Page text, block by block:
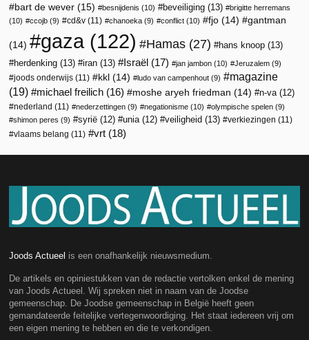
bart de wever (15) besnijdenis (10) beveiliging (13)
brigitte herremans
(10)
ccojb (9) cd&v (11) chanoeka (9) conflict (10) fjo (14) gantman
(14) gaza (122) Hamas (27) hans knoop (13)
herdenking (13) iran (13) Israël (17) jan jambon (10) Jeruzalem (9)
joods onderwijs (11) kkl (14) ludo van campenhout (9)
magazine
(19)
michael freilich (16) moshe aryeh friedman (14) n-va (12)
nederland (11) nederzettingen (9) negationisme (10) olympische spelen (9)
shimon peres (9) syrië (12) unia (12) veiligheid (13) verkiezingen (11)
vlaams belang (11) vrt (18)
Joods Actueel is een onafhankelijk nieuwsmedium.
De artikels en opiniestukken van de redactie vertolken enkel de mening
van Joods Actueel. Wij spreken niet in naam van de Joodse
gemeenschap. De Joodse gemeenschap in België heeft geen
gemandateerde feitelijke vertegenwoordiging. Het staat iedereen vrij om
een eigen mening te hebben en die te verkondigen.